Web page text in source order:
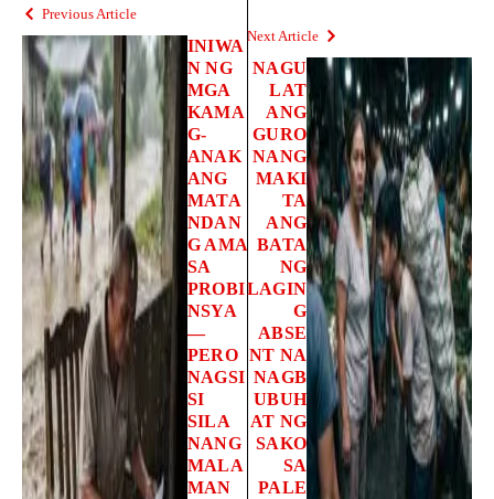
Previous Article
INIWA
N NG
MGA
KAMA
G-
ANAK
ANG
MATA
NDAN
G AMA
SA
PROBI
NSYA
—
PERO
NAGSI
SI
SILA
NANG
MALA
MAN
Next Article
NAGU
LAT
ANG
GURO
NANG
MAKI
TA
ANG
BATA
NG
LAGIN
G
ABSE
NT NA
NAGB
UBUH
AT NG
SAKO
SA
PALE